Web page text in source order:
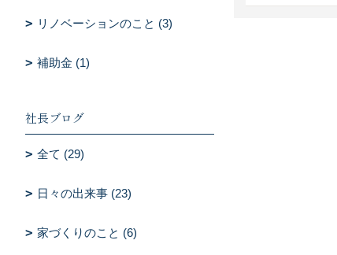
リノベーションのこと (3)
補助金 (1)
社長ブログ
全て (29)
日々の出来事 (23)
家づくりのこと (6)